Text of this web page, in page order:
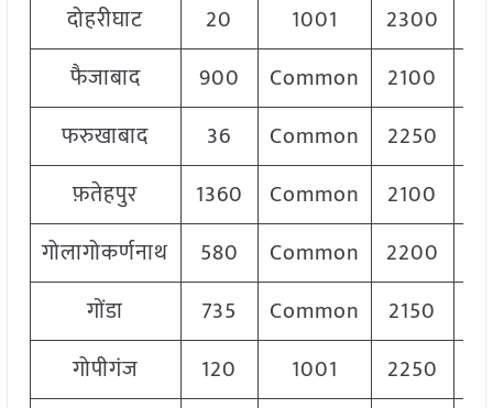
दोहरीघाट 20 1001 2300
फैजाबाद
900 Common 2100
फरुखाबाद
36 Common 2250
फ़तेहपुर
1360 Common 2100
गोलागोकर्णनाथ
580 Common 2200
गोंडा
735 Common 2150
गोपीगंज
120 1001 2250